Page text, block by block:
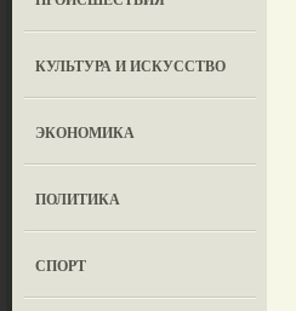
КУЛЬТУРА И ИСКУССТВО
ЭКОНОМИКА
ПОЛИТИКА
СПОРТ